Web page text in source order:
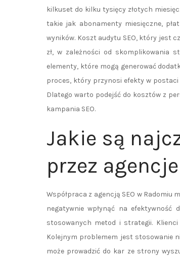
kilkuset do kilku tysięcy złotych
takie jak abonamenty miesięczne,
wyników. Koszt audytu SEO, który jest
zł, w zależności od skomplikowania
elementy, które mogą generować
proces, który przynosi efekty w
Dlatego warto podejść do kosztów z
kampania SEO.
Jakie są
przez
Współpraca z agencją SEO w Radomiu
negatywnie wpłynąć na efektywność
stosowanych metod i strategii.
Kolejnym problemem jest stosowanie
może prowadzić do kar ze strony